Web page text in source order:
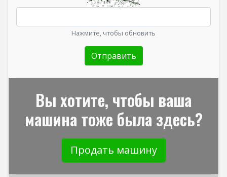
Нажмите, чтобы обновить
Вы хотите, чтобы ваша
машина тоже была здесь?
Продать машину